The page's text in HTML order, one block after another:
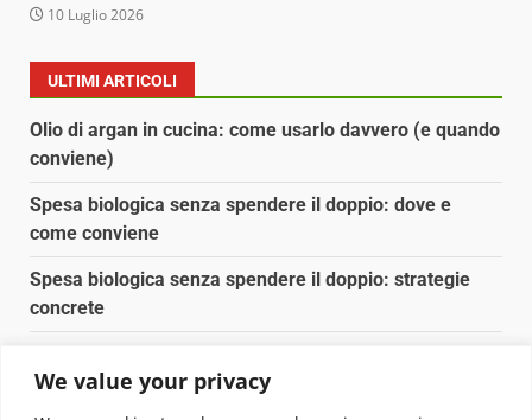
We value your privacy
10 Luglio 2026
ULTIMI ARTICOLI
Olio di argan in cucina: come usarlo davvero (e quando
conviene)
Spesa biologica senza spendere il doppio: dove e
come conviene
Spesa biologica senza spendere il doppio: strategie
concrete
Pulizia naturale della casa: 3 ingredienti che